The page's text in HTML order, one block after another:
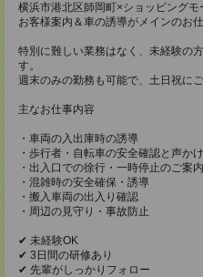
横浜市港北区師岡町×ショッピングモ
お客様案内＆車の誘導がメインのお
特別に難しい業務はなく、未経験の
す。
週末のみの勤務も可能で、土日祝に
主なお仕事内容
・車両の入出庫時の誘導
・歩行者・自転車の安全確認と声かけ
・出入口での徐行・一時停止のご案内
・混雑時の安全確保・誘導
・搬入車両の出入り確認
・周辺の見守り・事故防止
✔ 未経験OK
✔ 3日間の研修あり
✔ 先輩がしっかりフォロー